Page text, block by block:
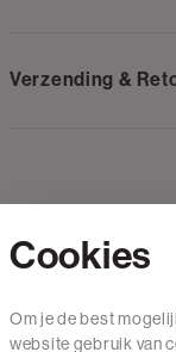
Verzending &
Mail ons
Cookies
Om je de best
website gebruik van